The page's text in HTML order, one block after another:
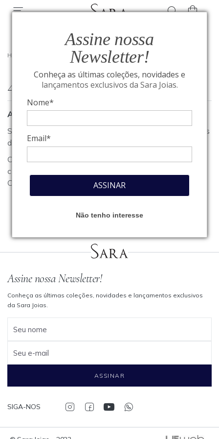
Assine nossa
Newsletter!
Conheça as últimas coleções, novidades e
lançamentos exclusivos da Sara Joias.
Nome*
Email*
ASSINAR
Não tenho interesse
HOME
404
A página que você procura não foi encontrada
Se você estava procurando algum produto, clique em um dos
departamentos ou seções no menu acima.
Caso necessite de outro tipo de informação, entre em
contato com o nosso atendimento através do nosso
Conosco
Assine nossa Newsletter!
Conheça as últimas coleções, novidades e lançamentos exclusivos
da Sara Joias.
Seu nome
Seu e-mail
ASSINAR
SIGA-NOS